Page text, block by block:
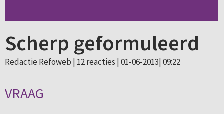
Scherp geformuleerd
Redactie Refoweb | 12 reacties | 01-06-2013| 09:22
VRAAG